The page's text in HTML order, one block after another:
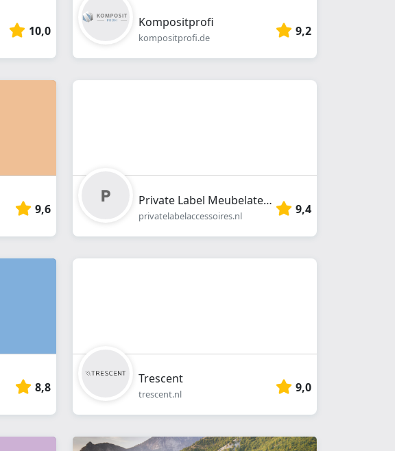
10,0
Kompositprofi
kompositprofi.de 9,2
9,6
Private Label Meubelatelier/Accessoires
privatelabelaccessoires.nl 9,4
8,8
Trescent
trescent.nl 9,0